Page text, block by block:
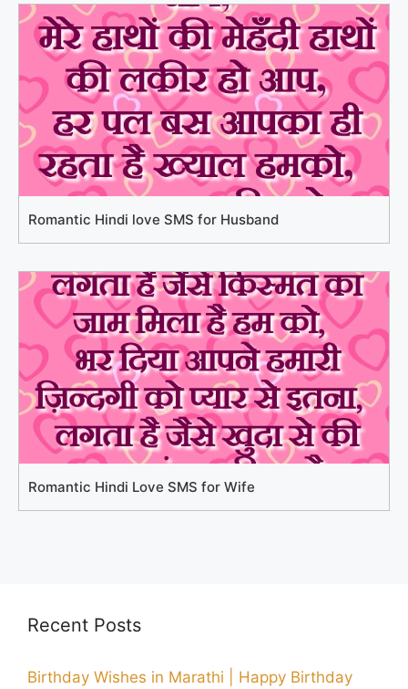
Romantic Hindi love SMS for Husband
Romantic Hindi Love SMS for Wife
Recent Posts
Birthday Wishes in Marathi | Happy Birthday